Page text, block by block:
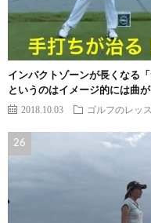
インパクトゾーンが長くなる
というのはイメージ的には曲
2018.10.03 ゴルフのレッ